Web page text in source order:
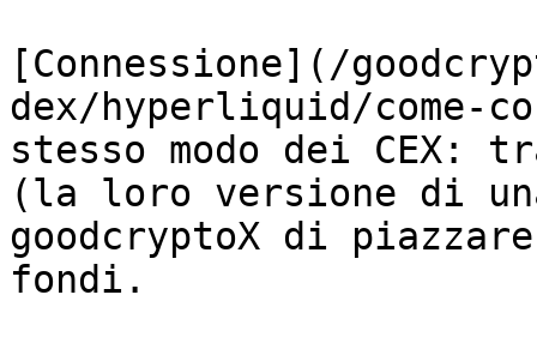
[Connessione](/
dex/hyperliquid/come-
stesso modo dei CEX:
(la loro versione di
goodcryptoX di
fondi.